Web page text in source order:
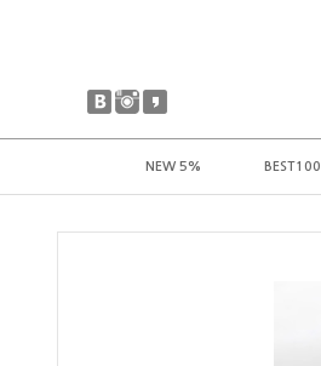
NEW 5% BEST100